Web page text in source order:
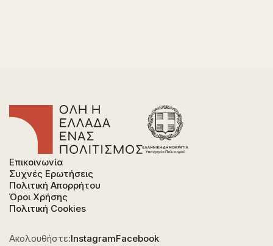
Επικοινωνία
Συχνές Ερωτήσεις
Πολιτική Απορρήτου
Όροι Χρήσης
Πολιτική Cookies
Ακολουθήστε:InstagramFacebook